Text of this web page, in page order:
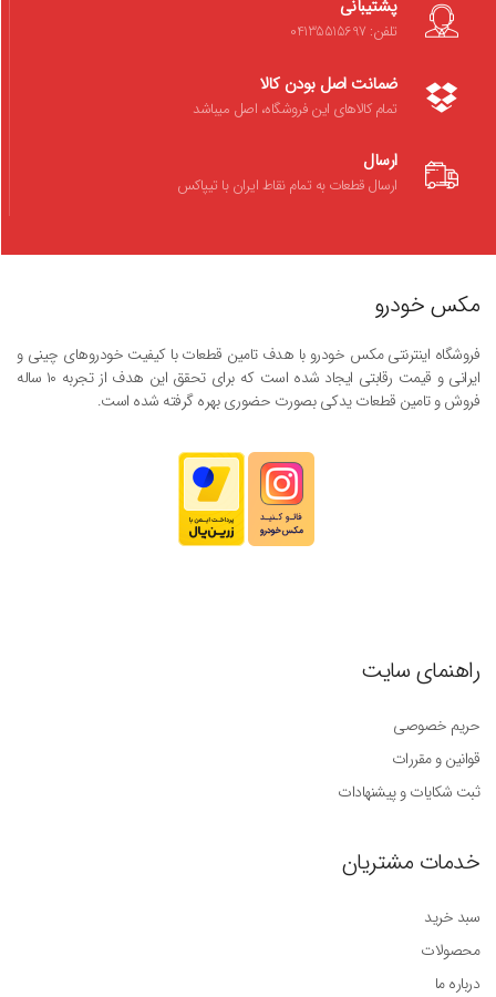
پشتیبانی
تلفن: 04135515697
ضمانت اصل بودن کالا
تمام کالاهای این فروشگاه، اصل میباشد
ارسال
ارسال قطعات به تمام نقاط ایران با تیپاکس
مکس خودرو
فروشگاه اینترنتی مکس خودرو با هدف تامین قطعات با کیفیت خودروهای چینی و
ایرانی و قیمت رقابتی ایجاد شده است که برای تحقق این هدف از تجربه ۱۰ ساله
فروش و تامین قطعات یدکی بصورت حضوری بهره گرفته شده است.
راهنمای سایت
حریم خصوصی
قوانین و مقررات
ثبت شکایات و پیشنهادات
خدمات مشتریان
سبد خرید
محصولات
درباره ما